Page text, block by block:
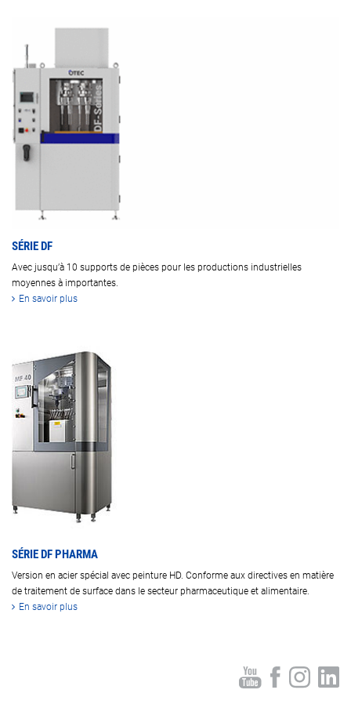
SÉRIE DF
Avec jusqu’à 10 supports de pièces pour les productions industrielles
moyennes à importantes.
En savoir plus
SÉRIE DF PHARMA
Version en acier spécial avec peinture HD. Conforme aux directives en matière
de traitement de surface dans le secteur pharmaceutique et alimentaire.
En savoir plus